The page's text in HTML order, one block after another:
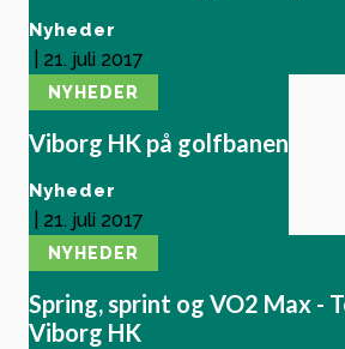
Nyheder
21. juli 2017
NYHEDER
Viborg HK på golfbanen
Nyheder
21. juli 2017
NYHEDER
Spring, sprint og VO2 Max -
Viborg HK